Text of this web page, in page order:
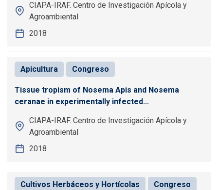
CIAPA-IRAF. Centro de Investigación Apícola y
Agroambiental
2018
Apicultura Congreso
Tissue tropism of Nosema Apis and Nosema
ceranae in experimentally infected...
CIAPA-IRAF. Centro de Investigación Apícola y
Agroambiental
2018
Cultivos Herbáceos y Hortícolas Congreso